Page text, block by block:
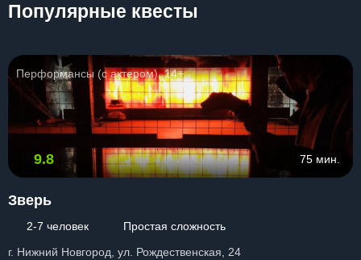
Популярные квесты
Перформансы (с актером), 14+
9.8 75 мин.
Зверь
2-7 человек
Простая сложность
г. Нижний Новгород, ул. Рождественская, 24